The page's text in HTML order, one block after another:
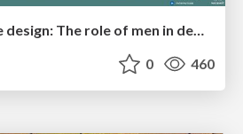
Effective software design: The role of men in debugging patriarchy in IT @ Voxxed Days AMS
0 460